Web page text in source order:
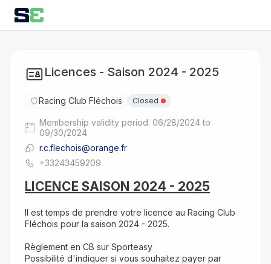
Licences - Saison 2024 - 2025
Racing Club Fléchois Closed
Membership validity period: 06/28/2024 to
09/30/2024
r.c.flechois@orange.fr
+33243459209
LICENCE SAISON 2024 - 2025
Il est temps de prendre votre licence au Racing Club
Fléchois pour la saison 2024 - 2025.
Règlement en CB sur Sporteasy
Possibilité d'indiquer si vous souhaitez payer par